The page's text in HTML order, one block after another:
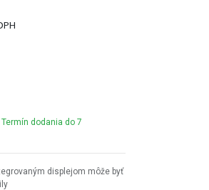
dodania do 7
displejom môže byť